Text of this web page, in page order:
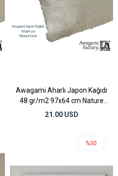
Awagami Aharlı Japon Kağıdı
48 gr/m2 97x64 cm Nature
Corn
21.00 USD
%30